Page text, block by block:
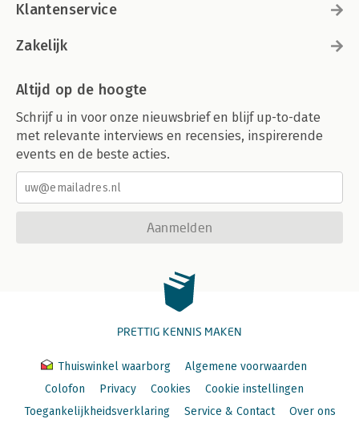
Klantenservice
Zakelijk
Altijd op de hoogte
Schrijf u in voor onze nieuwsbrief en blijf up-to-date
met relevante interviews en recensies, inspirerende
events en de beste acties.
Aanmelden
PRETTIG KENNIS MAKEN
Thuiswinkel waarborg
Algemene voorwaarden
Colofon
Privacy Cookies
Cookie instellingen
Toegankelijkheidsverklaring
Service & Contact Over ons